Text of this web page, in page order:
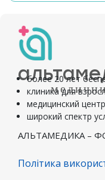
более 20 лет
клиника для
медицинский
широкий спектр
АЛЬТАМЕДИКА –
Політика